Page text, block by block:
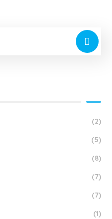
(2)
(5)
(8)
(7)
(7)
(1)